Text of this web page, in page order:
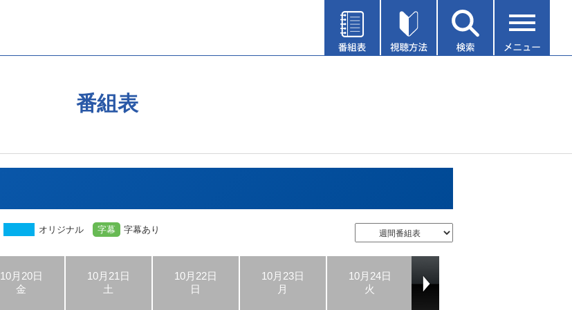
番組表
オリジナル 字幕 字幕あり
10月20日
金
10月21日
土
10月22日
日
10月23日
月
10月24日
火